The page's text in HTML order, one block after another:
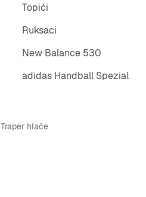
Topići
Ruksaci
New Balance 530
adidas Handball Spezial
Traper hlače